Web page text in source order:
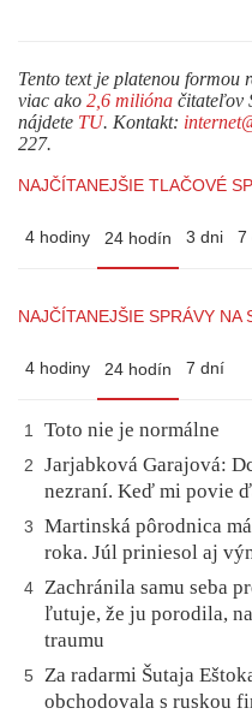
Tento text je platenou formou
viac ako 2,6 milióna čitateľov
nájdete TU. Kontakt:
227.
NAJČÍTANEJŠIE TLAČOVÉ
4 hodiny 24 hodín 3 dni 7
NAJČÍTANEJŠIE SPRÁVY NA
4 hodiny 24 hodín 7 dní
1 Toto nie je normálne
2
Jarjabková Garajová:
nezraní. Keď mi povie
3
Martinská pôrodnica
roka. Júl priniesol aj
4
Zachránila samu seba
ľutuje, že ju porodila,
traumu
5
Za radarmi Šutaja
obchodovala s ruskou